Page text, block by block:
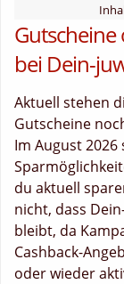
bei Dein-
Aktuell stehen
Gutscheine
Im August
du aktuell
nicht, dass
bleibt, da
Cashback-
oder wieder